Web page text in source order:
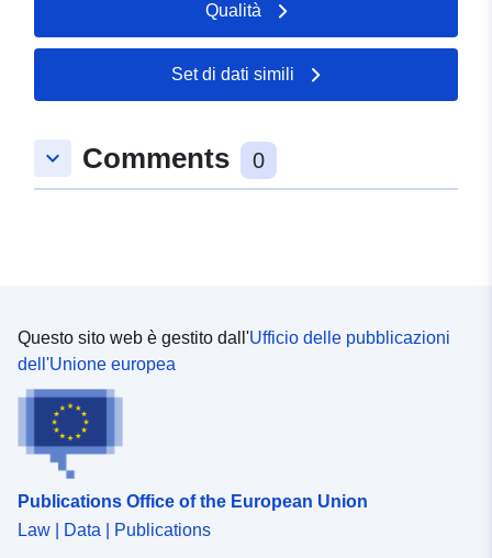
Qualità
Set di dati simili
keyboard_arrow_down Comments 0
Questo sito web è gestito dall'Ufficio delle pubblicazioni
dell'Unione europea
Publications Office of the European Union
Law | Data | Publications